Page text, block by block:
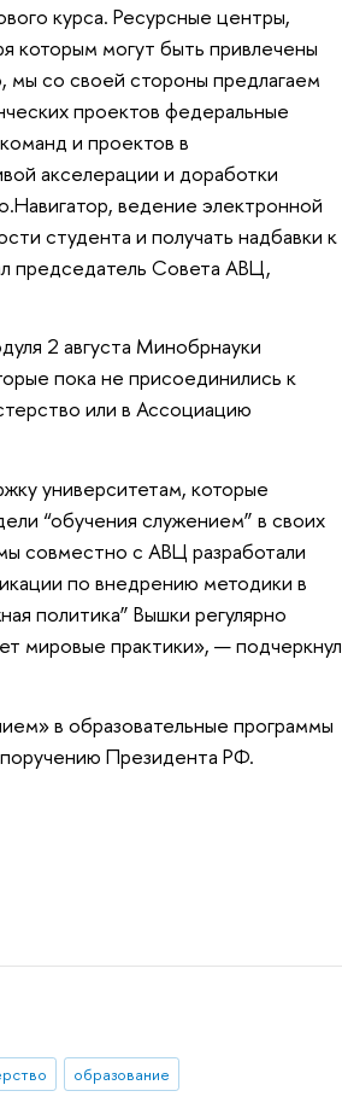
курса. Ресурсные центры,
которым могут быть привлечены
мы со своей стороны предлагаем
проектов федеральные
и проектов в
акселерации и доработки
ведение электронной
студента и получать надбавки к
председатель Совета АВЦ,
2 августа Минобрнауки
пока не присоединились к
или в Ассоциацию
университетам, которые
“обучения служением” в своих
совместно с АВЦ разработали
по внедрению методики в
политика” Вышки регулярно
мировые практики», — подчеркнул
в образовательные программы
Президента РФ.
образование